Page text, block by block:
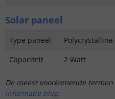
Solar paneel
Type paneel
Polycrystalline
Capaciteit
2 Watt
De meest voorkomende
informatie blog.